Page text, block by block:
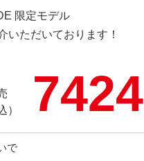
限定モデル
いただいております！
）
7424
で